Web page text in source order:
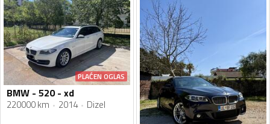
PLAĆEN OGLAS
BMW - 520 - xd
220000 km 2014 Dizel